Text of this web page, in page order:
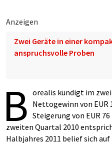
Anzeigen
Zwei Geräte in einer
anspruchsvolle Proben
B orealis kündigt im
Nettogewinn von EUR
Steigerung von EUR
zweiten Quartal 2010
Halbjahres 2011 belief sich